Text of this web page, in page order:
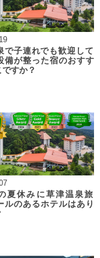
で子連れでも歓迎して
備が整った宿のおすす
すか？
夏休みに草津温泉旅
ルのあるホテルはあり